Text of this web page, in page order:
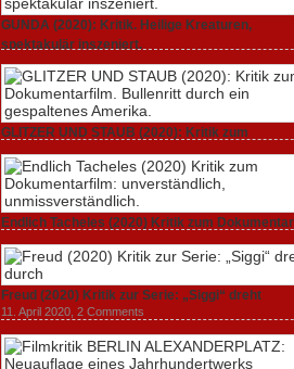
GUNDA (2020): Kritik. Heilige Kreaturen,
spektakulär inszeniert.
GLITZER UND STAUB (2020): Kritik zum
Dokumentarfilm.
3. Oktober 2020,2 Comments
Endlich Tacheles (2020) Kritik zum
unverständlich,
19. Mai 2020,0 Comments
Freud (2020) Kritik zur Serie: „Siggi“ dreht
11. April 2020, 2 Comments